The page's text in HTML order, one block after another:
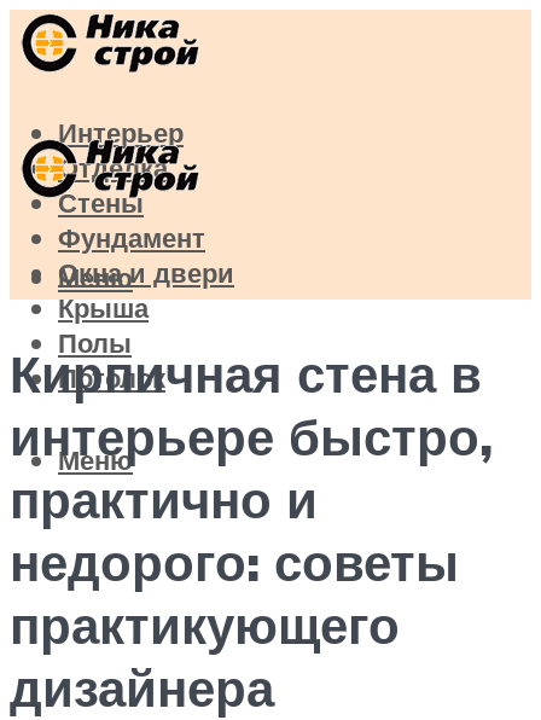
Интерьер
Отделка
Стены
Фундамент
Окна и двери
Крыша
Полы
Потолок
Меню
Меню
Кирпичная стена в
интерьере быстро,
практично и
недорого: советы
практикующего
дизайнера